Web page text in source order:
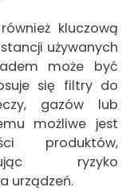
kluczową
używanych
może być
się filtry do
gazów lub
możliwe jest
produktów,
ryzyko
urządzeń.